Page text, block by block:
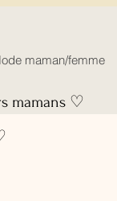
maman/femme
mamans ♡